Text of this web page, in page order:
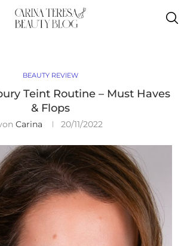
BEAUTY REVIEW
Teint Routine – Must Haves
& Flops
Carina 20/11/2022